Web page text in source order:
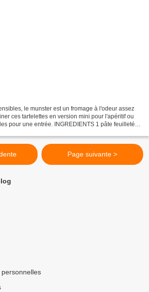
le munster est un fromage à l'odeur assez
ces tartelettes en version mini pour l'apéritif ou
pour une entrée. INGREDIENTS 1 pâte feuilletée
Page suivante >